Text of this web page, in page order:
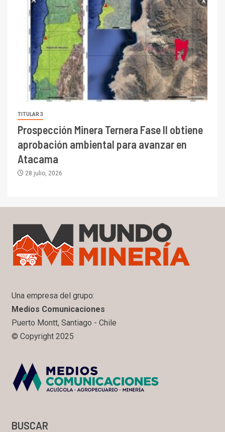
TITULAR 3
Prospección Minera Ternera Fase II obtiene
aprobación ambiental para avanzar en
Atacama
28 julio, 2026
Una empresa del grupo:
Medios Comunicaciones
Puerto Montt, Santiago - Chile
© Copyright 2025
BUSCAR